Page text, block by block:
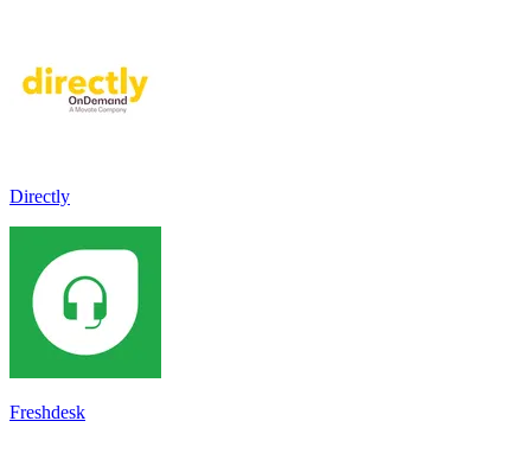
Directly
Freshdesk